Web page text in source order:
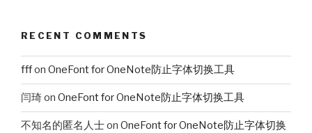
RECENT COMMENTS
fffon OneFont for OneNote防止字体切换工具
闫琦on OneFont for OneNote防止字体切换工具
不知名的匿名人士on OneFont for OneNote防止字体切换